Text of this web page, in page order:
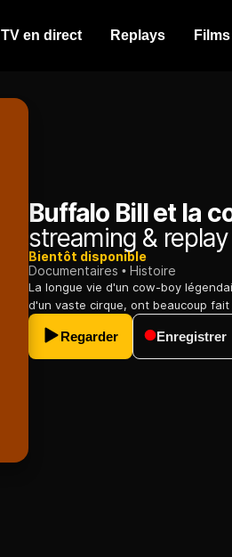
TV en direct Replays Films
Buffalo Bill et la
streaming & replay
Bientôt disponible
Documentaires
Histoire
La longue vie d'un cow-boy
d'un vaste cirque, ont beaucoup
Regarder Enregistrer